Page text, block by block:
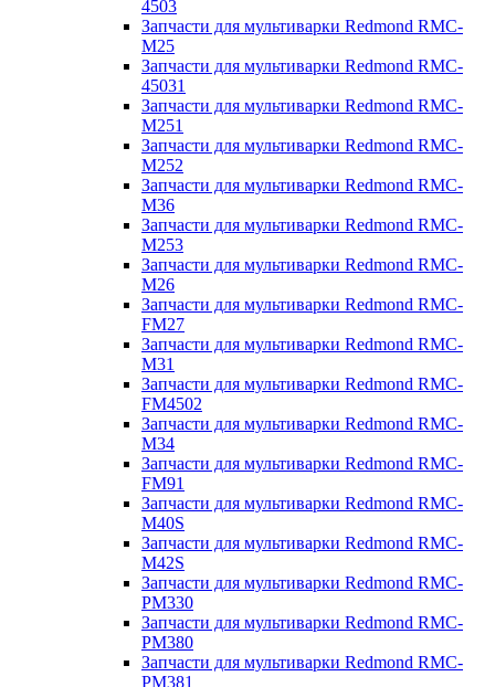
4503
Запчасти для мультиварки Redmond RMC-
M25
Запчасти для мультиварки Redmond RMC-
45031
Запчасти для мультиварки Redmond RMC-
M251
Запчасти для мультиварки Redmond RMC-
M252
Запчасти для мультиварки Redmond RMC-
M36
Запчасти для мультиварки Redmond RMC-
M253
Запчасти для мультиварки Redmond RMC-
M26
Запчасти для мультиварки Redmond RMC-
FM27
Запчасти для мультиварки Redmond RMC-
M31
Запчасти для мультиварки Redmond RMC-
FM4502
Запчасти для мультиварки Redmond RMC-
M34
Запчасти для мультиварки Redmond RMC-
FM91
Запчасти для мультиварки Redmond RMC-
M40S
Запчасти для мультиварки Redmond RMC-
M42S
Запчасти для мультиварки Redmond RMC-
PM330
Запчасти для мультиварки Redmond RMC-
PM380
Запчасти для мультиварки Redmond RMC-
PM381